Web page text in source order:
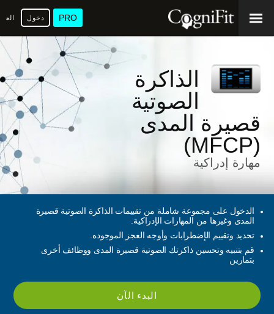
PRO دخول
الذاكرة
الصوتية
قصيرة المدى
(MFCP)
مهارة إدراكية
الدخول على مجموعة شاملة من تقييمات الذاكرة الصوتية قصيرة
المدى وغيرها من المهارات الإدراكية.
تحديد وتقييم الإضطرابات وأوجه العجز الموجوده.
قم بتنبيه وتحسين ذاكرتك الصوتية قصيرة المدى ووظائف أخرى
بتمارين
البدء الآن